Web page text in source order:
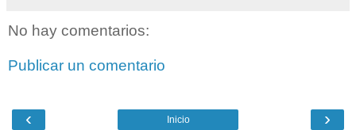
No hay comentarios:
Publicar un comentario
‹ ›
Inicio